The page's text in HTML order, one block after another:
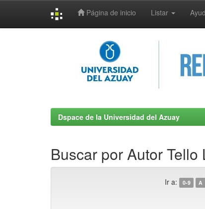
Página de inicio Listar
Dspace de la Universidad del Azuay
Buscar por Autor
Ir a: 0-9 A